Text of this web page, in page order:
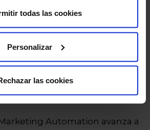
todas las cookies
Personalizar
las cookies
las empresas pueden
de marketing personalizadas
todos los canales, lo que les
retener y fidelizar a sus
más efectiva.
Automation avanza a